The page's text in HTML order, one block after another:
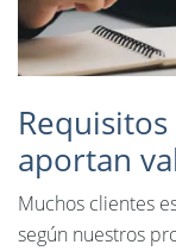
aportan
Muchos clientes
según nuestros